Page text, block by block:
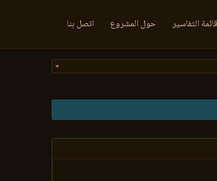
قائمة التفاسير حول المشروع اتصل بنا